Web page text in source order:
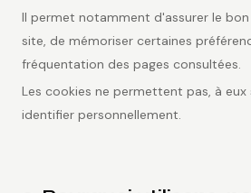
Il permet notamment d'assurer le
site, de mémoriser certaines
fréquentation des pages consultées.
Les cookies ne permettent pas, à eux
identifier personnellement.